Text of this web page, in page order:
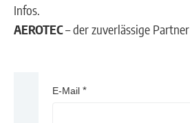
Infos.
AEROTEC– der zuverlässige
E-Mail